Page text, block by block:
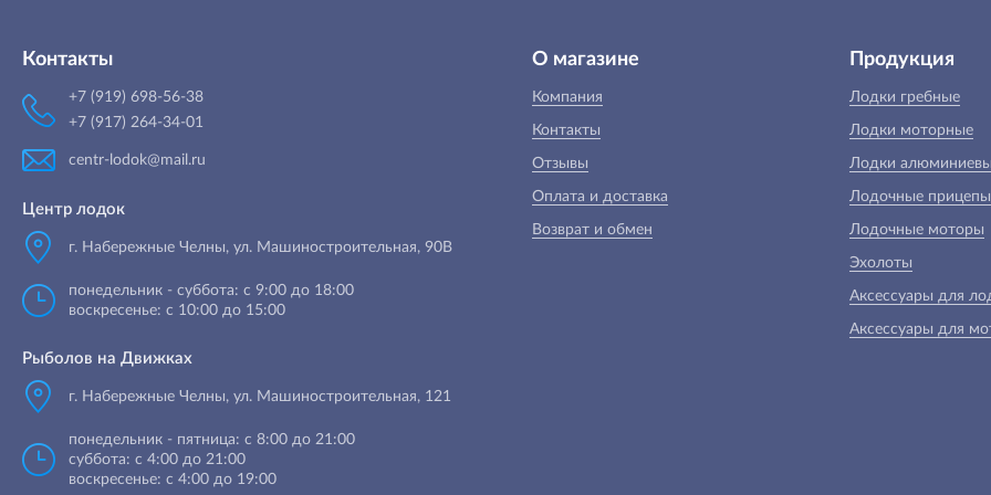
Контакты
+7 (919) 698-56-38
+7 (917) 264-34-01
centr-lodok@mail.ru
Центр лодок
г. Набережные Челны, ул. Машиностроительная, 90B
понедельник - суббота: с 9:00 до 18:00
воскресенье: с 10:00 до 15:00
Рыболов на Движках
г. Набережные Челны, ул. Машиностроительная, 121
понедельник - пятница: с 8:00 до 21:00
суббота: с 4:00 до 21:00
воскресенье: с 4:00 до 19:00
О магазине
Компания
Контакты
Отзывы
Оплата и доставка
Возврат и обмен
Продукция
Лодки гребные
Лодки моторные
Лодки
Лодочные прицепы
Лодочные моторы
Эхолоты
Аксессуары для
Аксессуары для